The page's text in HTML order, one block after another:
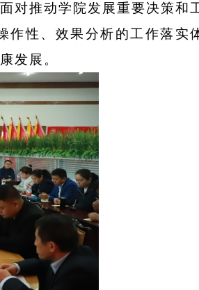
对推动学院发展重要决策和
作性、效果分析的工作落实
发展。